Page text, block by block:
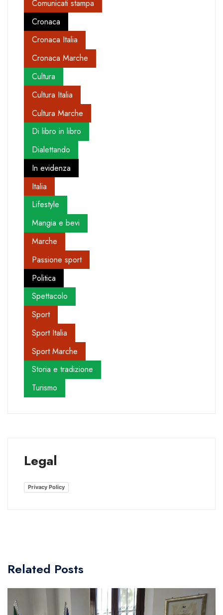
Comunicati stampa
Cronaca
Cronaca Italia
Cronaca Marche
Cultura
Cultura Italia
Cultura Marche
Di libro in libro
Dialettando
In evidenza
Italia
Lifestyle
Mangia e bevi
Marche
Passione sport
Politica
Spettacolo
Sport
Sport Italia
Sport Marche
Storia e tradizione
Turismo
Legal
Privacy Policy
Related Posts